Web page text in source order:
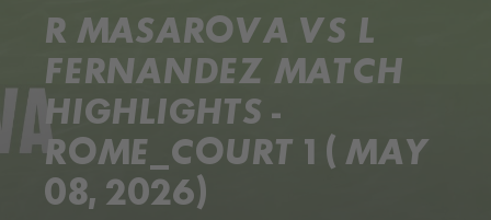
R MASAROVA VS L
FERNANDEZ MATCH
HIGHLIGHTS -
ROME_COURT 1 ( MAY
08, 2026)